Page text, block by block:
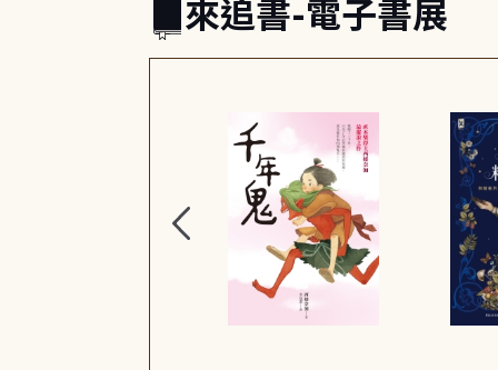
來追書-電子書展